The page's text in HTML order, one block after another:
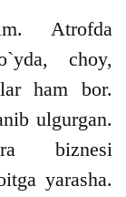
Atrofda
choy,
ham bor.
ulgurgan.
biznesi
yarasha.